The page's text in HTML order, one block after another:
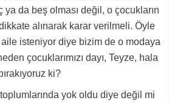
ya da beş olması değil, o çocukların
alınarak karar verilmeli. Öyle
isteniyor diye bizim de o modaya
çocuklarımızı dayı, Teyze, hala
ki?
yok oldu diye değil mi